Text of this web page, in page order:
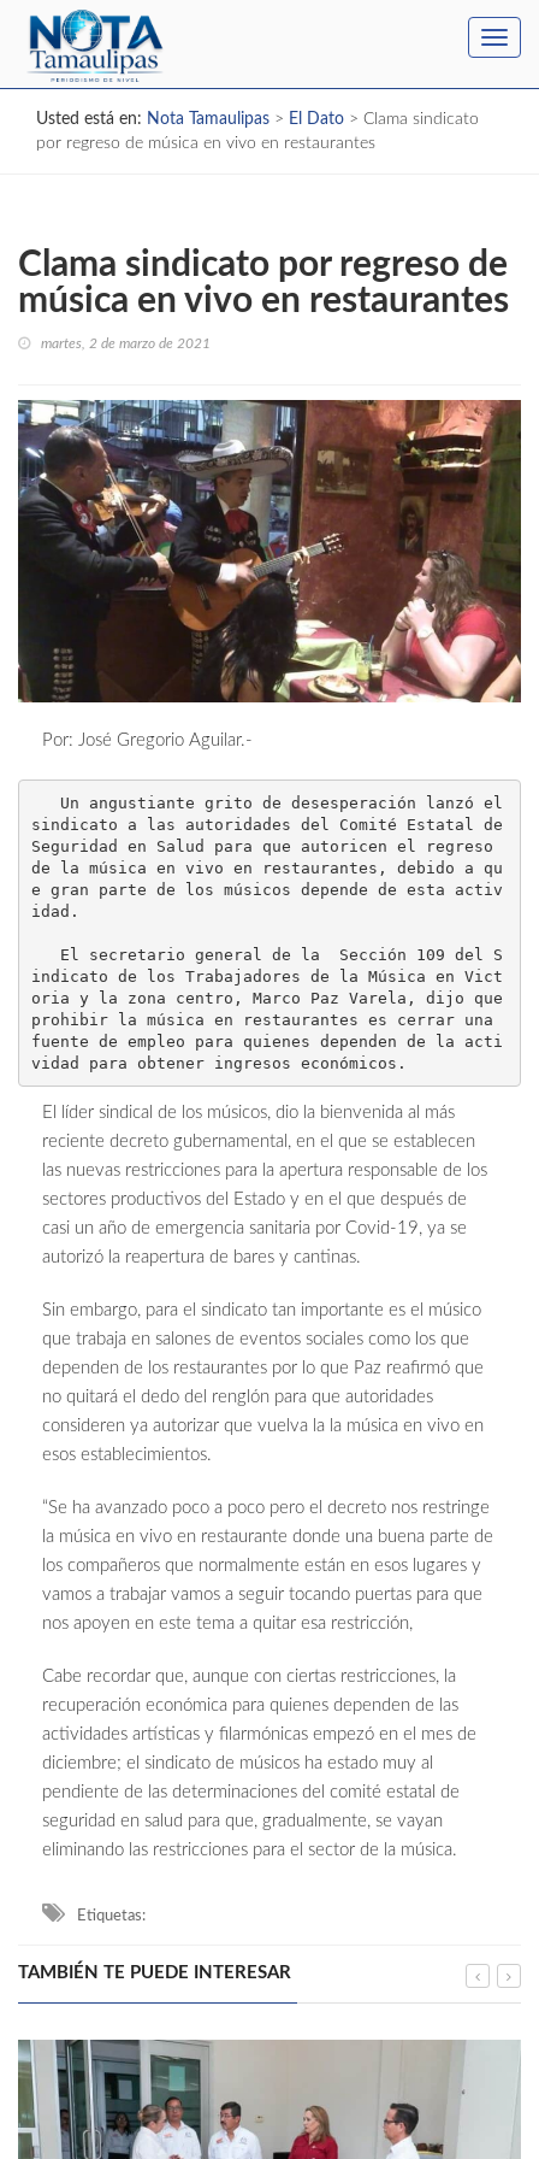
Usted está en: Nota Tamaulipas > El Dato > Clama sindicato
por regreso de música en vivo en restaurantes
Clama sindicato por regreso de
música en vivo en restaurantes
martes, 2 de marzo de 2021
Por: José Gregorio Aguilar.-
sindicato a las autoridades del Comité Estatal de
Seguridad en Salud para que autoricen el regreso
de la música en vivo en restaurantes, debido a qu
e gran parte de los músicos depende de esta activ
idad.
indicato de los Trabajadores de la Música en Vict
oria y la zona centro, Marco Paz Varela, dijo que
prohibir la música en restaurantes es cerrar una
fuente de empleo para quienes dependen de la acti
vidad para obtener ingresos económicos.
El líder sindical de los músicos, dio la bienvenida al más
reciente decreto gubernamental, en el que se establecen
las nuevas restricciones para la apertura responsable de los
sectores productivos del Estado y en el que después de
casi un año de emergencia sanitaria por Covid-19, ya se
autorizó la reapertura de bares y cantinas.
Sin embargo, para el sindicato tan importante es el músico
que trabaja en salones de eventos sociales como los que
dependen de los restaurantes por lo que Paz reafirmó que
no quitará el dedo del renglón para que autoridades
consideren ya autorizar que vuelva la la música en vivo en
esos establecimientos.
“Se ha avanzado poco a poco pero el decreto nos restringe
la música en vivo en restaurante donde una buena parte de
los compañeros que normalmente están en esos lugares y
vamos a trabajar vamos a seguir tocando puertas para que
nos apoyen en este tema a quitar esa restricción,
Cabe recordar que, aunque con ciertas restricciones, la
recuperación económica para quienes dependen de las
actividades artísticas y filarmónicas empezó en el mes de
diciembre; el sindicato de músicos ha estado muy al
pendiente de las determinaciones del comité estatal de
seguridad en salud para que, gradualmente, se vayan
eliminando las restricciones para el sector de la música.
Etiquetas:
TAMBIÉN TE PUEDE INTERESAR